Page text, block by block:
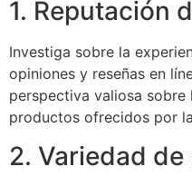
1. Reputación
Investiga sobre la
opiniones y reseñas en
perspectiva valiosa
productos ofrecidos por
2. Variedad